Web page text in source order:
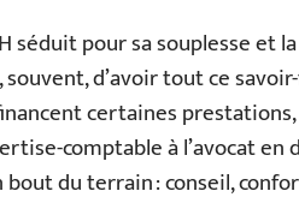
séduit pour sa souplesse et
d’avoir tout ce
certaines
comptable à l’avocat en
bout du terrain : conseil,